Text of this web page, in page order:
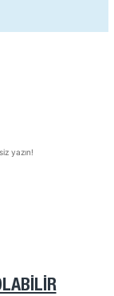
yazın!